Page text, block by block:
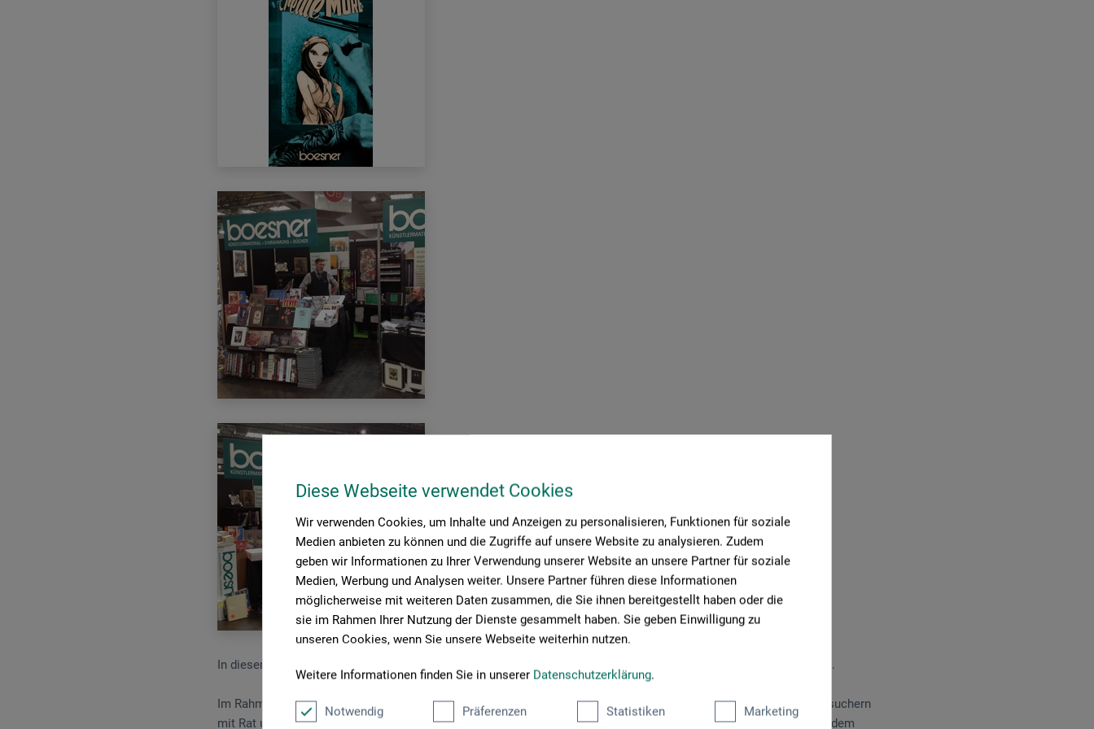
Diese Webseite verwendet Cookies
Wir verwenden Cookies, um Inhalte und Anzeigen zu personalisieren, Funktionen für soziale
Medien anbieten zu können und die Zugriffe auf unsere Website zu analysieren. Zudem
geben wir Informationen zu Ihrer Verwendung unserer Website an unsere Partner für soziale
Medien, Werbung und Analysen weiter. Unsere Partner führen diese Informationen
möglicherweise mit weiteren Daten zusammen, die Sie ihnen bereitgestellt haben oder die
sie im Rahmen Ihrer Nutzung der Dienste gesammelt haben. Sie geben Einwilligung zu
unseren Cookies, wenn Sie unsere Webseite weiterhin nutzen.
Weitere Informationen finden Sie in unserer Datenschutzerklärung.
Notwendig Präferenzen Statistiken Marketing
In diesem Jahr surrten vom 12. bis zum 14. Juni in der Dortmunder Westfalenhalle bereits zum 20. Mal die Nadeln.
Im Rahmen der Tattoo & Piercing Convention Dortmund standen zahlreiche internationale Tattoo-Künstler den Besuchern
mit Rat und Informationen rund um das Thema zur Verfügung und demonstrierten ihr Können direkt vor Ort. Unter dem